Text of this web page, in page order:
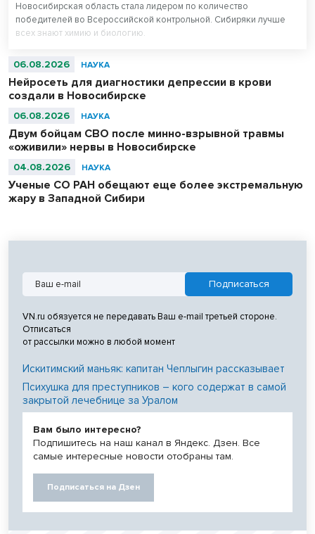
Новосибирская область стала лидером по количество
победителей во Всероссийской контрольной. Сибиряки лучше
всех знают химию и биологию.
06.08.2026 НАУКА
Нейросеть для диагностики депрессии в крови
создали в Новосибирске
06.08.2026 НАУКА
Двум бойцам СВО после минно-взрывной травмы
«оживили» нервы в Новосибирске
04.08.2026 НАУКА
Ученые СО РАН обещают еще более экстремальную
жару в Западной Сибири
VN.ru обязуется не передавать Ваш e-mail третьей стороне.
Отписаться
от рассылки можно в любой момент
Искитимский маньяк: капитан Чеплыгин рассказывает
Психушка для преступников – кого содержат в самой
закрытой лечебнице за Уралом
Вам было интересно?
Подпишитесь на наш канал в Яндекс. Дзен. Все
самые интересные новости отобраны там.
Подписаться на Дзен